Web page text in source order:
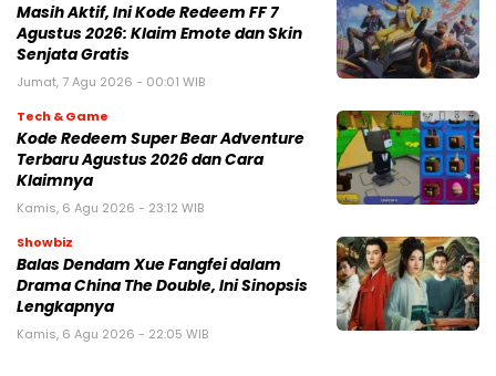
Masih Aktif, Ini Kode Redeem FF 7
Agustus 2026: Klaim Emote dan Skin
Senjata Gratis
Jumat, 7 Agu 2026 - 00:01 WIB
Tech & Game
Kode Redeem Super Bear Adventure
Terbaru Agustus 2026 dan Cara
Klaimnya
Kamis, 6 Agu 2026 - 23:12 WIB
Showbiz
Balas Dendam Xue Fangfei dalam
Drama China The Double, Ini Sinopsis
Lengkapnya
Kamis, 6 Agu 2026 - 22:05 WIB